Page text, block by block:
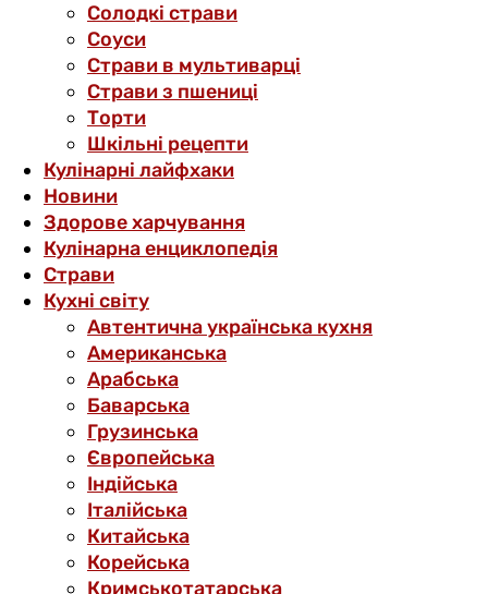
Солодкі страви
Соуси
Страви в мультиварці
Страви з пшениці
Торти
Шкільні рецепти
Кулінарні лайфхаки
Новини
Здорове харчування
Кулінарна енциклопедія
Страви
Кухні світу
Автентична українська кухня
Американська
Арабська
Баварська
Грузинська
Європейська
Індійська
Італійська
Китайська
Корейська
Кримськотатарська